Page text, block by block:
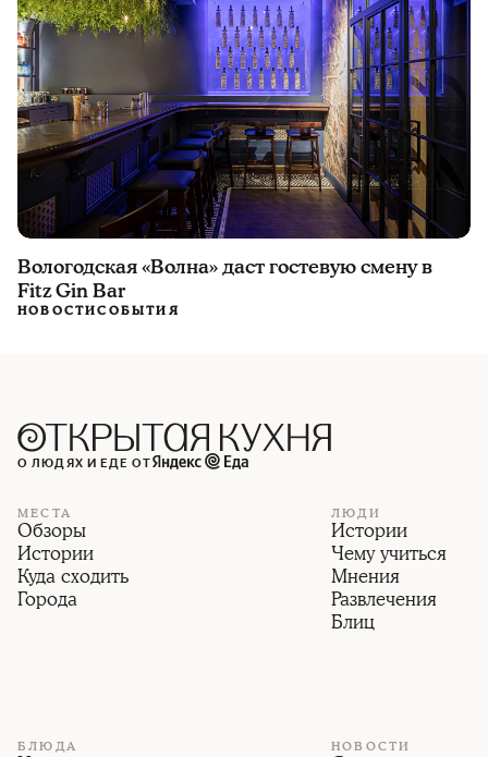
Вологодская «Волна» даст гостевую смену в
Fitz Gin Bar
НОВОСТИСОБЫТИЯ
О ЛЮДЯХ И ЕДЕ ОТ
МЕСТА
Обзоры
Истории
Куда сходить
Города
ЛЮДИ
Истории
Чему учиться
Мнения
Развлечения
Блиц
БЛЮДА НОВОСТИ